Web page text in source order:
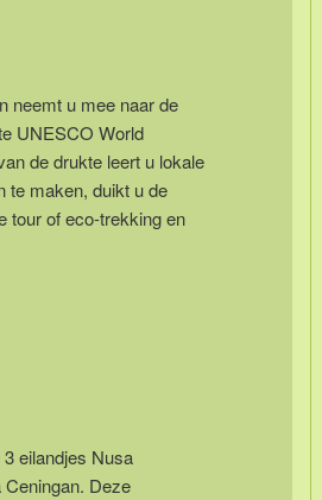
neemt u mee naar de
UNESCO World
de drukte leert u lokale
te maken, duikt u de
tour of eco-trekking en
eilandjes Nusa
Deze